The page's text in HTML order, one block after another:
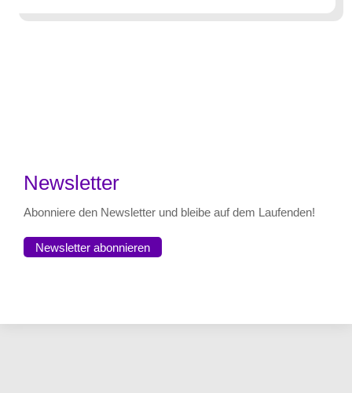
Newsletter
Abonniere den Newsletter und bleibe auf dem Laufenden!
Newsletter abonnieren